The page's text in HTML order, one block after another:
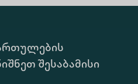
შესაბამისი